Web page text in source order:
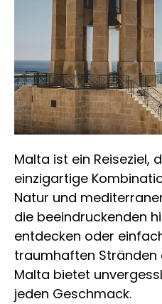
Malta ist ein Reiseziel,
einzigartige
Natur und
die beeindruckenden
entdecken oder
traumhaften Stränden
Malta bietet
jeden Geschmack.